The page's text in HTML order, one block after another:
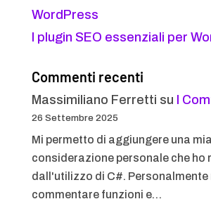
WordPress
I plugin SEO essenziali per
Commenti recenti
Massimiliano Ferretti su I
26 Settembre 2025
Mi permetto di aggiungere una mia
considerazione personale che ho
dall'utilizzo di C#. Personalmente
commentare funzioni e…